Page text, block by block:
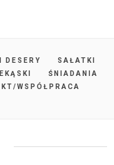
DESERY
SAŁATKI
ŚNIADANIA
WSPÓŁPRACA